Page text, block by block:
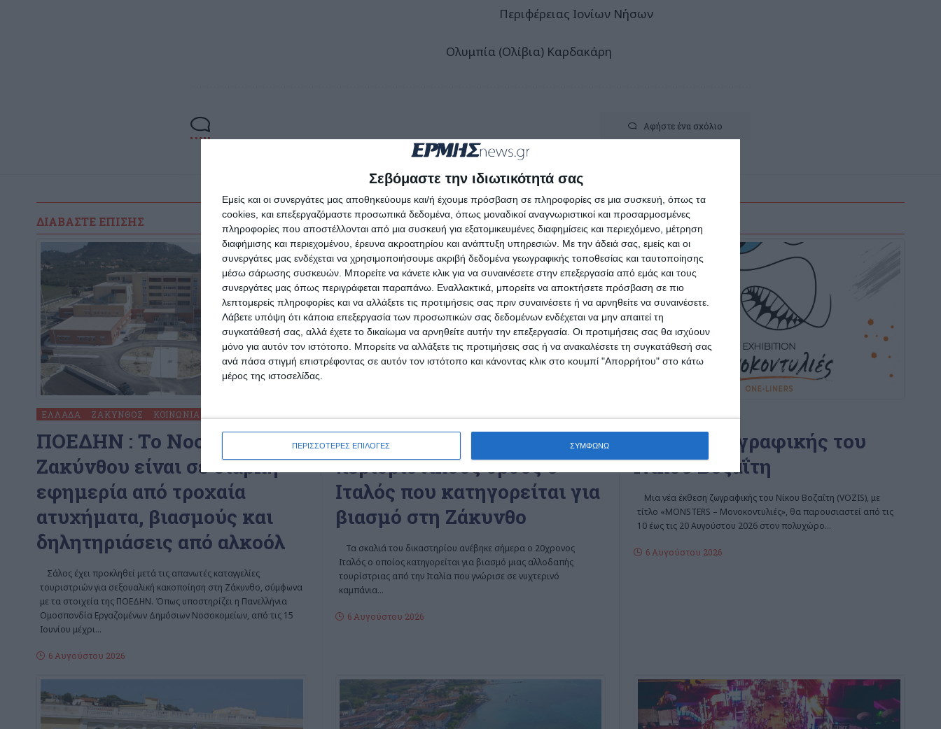
Σεβόμαστε την ιδιωτικότητά σας
Εμείς και οι συνεργάτες μας αποθηκεύουμε και/ή έχουμε πρόσβαση σε πληροφορίες σε μια συσκευή, όπως τα
cookies, και επεξεργαζόμαστε προσωπικά δεδομένα, όπως μοναδικοί αναγνωριστικοί και προσαρμοσμένες
πληροφορίες που αποστέλλονται από μια συσκευή για εξατομικευμένες διαφημίσεις και περιεχόμενο, μέτρηση
διαφήμισης και περιεχομένου, έρευνα ακροατηρίου και ανάπτυξη υπηρεσιών. Με την άδειά σας, εμείς και οι
συνεργάτες μας ενδέχεται να χρησιμοποιήσουμε ακριβή δεδομένα γεωγραφικής τοποθεσίας και ταυτοποίησης
μέσω σάρωσης συσκευών. Μπορείτε να κάνετε κλικ για να συναινέσετε στην επεξεργασία από εμάς και τους
συνεργάτες μας όπως περιγράφεται παραπάνω. Εναλλακτικά, μπορείτε να αποκτήσετε πρόσβαση σε πιο
λεπτομερείς πληροφορίες και να αλλάξετε τις προτιμήσεις σας πριν συναινέσετε ή να αρνηθείτε να συναινέσετε.
Λάβετε υπόψη ότι κάποια επεξεργασία των προσωπικών σας δεδομένων ενδέχεται να μην απαιτεί τη
συγκατάθεσή σας, αλλά έχετε το δικαίωμα να αρνηθείτε αυτήν την επεξεργασία. Οι προτιμήσεις σας θα ισχύουν
μόνο για αυτόν τον ιστότοπο. Μπορείτε να αλλάξετε τις προτιμήσεις σας ή να ανακαλέσετε τη συγκατάθεσή σας
ανά πάσα στιγμή επιστρέφοντας σε αυτόν τον ιστότοπο και κάνοντας κλικ στο κουμπί "Απορρήτου" στο κάτω
μέρος της ιστοσελίδας.
ΠΕΡΙΣΣΟΤΕΡΕΣ ΕΠΙΛΟΓΕΣ ΣΥΜΦΩΝΩ
Περιφέρειας Ιονίων Νήσων
Ολυμπία (Ολίβια) Καρδακάρη
Αφήστε ένα σχόλιο
ΔΙΑΒΆΣΤΕ ΕΠΊΣΗΣ
ΕΛΛΆΔΑ ΖΆΚΥΝΘΟΣ ΚΟΙΝΩΝΊΑ
ΠΟΕΔΗΝ : To Νοσοκομείο
Ζακύνθου είναι σε διαρκή
εφημερία από τροχαία
ατυχήματα, βιασμούς και
δηλητηριάσεις από αλκοόλ
Σάλος έχει προκληθεί μετά τις απανωτές καταγγελίες
τουριστριών για σεξουαλική κακοποίηση στη Ζάκυνθο, σύμφωνα
με τα στοιχεία της ΠΟΕΔΗΝ. Όπως υποστηρίζει η Πανελλήνια
Ομοσπονδία Εργαζομένων Δημόσιων Νοσοκομείων, από τις 15
Ιουνίου μέχρι…
6 Αυγούστου 2026
Ελεύθερος με
περιοριστικούς όρους ο
Ιταλός που κατηγορείται για
βιασμό στη Ζάκυνθο
Τα σκαλιά του δικαστηρίου ανέβηκε σήμερα ο 20χρονος
Ιταλός ο οποίος κατηγορείται για βιασμό μιας αλλοδαπής
τουρίστριας από την Ιταλία που γνώρισε σε νυχτερινό
καμπάνια…
6 Αυγούστου 2026
Έκθεση ζωγραφικής του
Νίκου Βοζαΐτη
Μια νέα έκθεση ζωγραφικής του Νίκου Βοζαΐτη (VOZIS), με
τίτλο «MONSTERS – Μονοκοντυλιές», θα παρουσιαστεί από τις
10 έως τις 20 Αυγούστου 2026 στον πολυχώρο…
6 Αυγούστου 2026